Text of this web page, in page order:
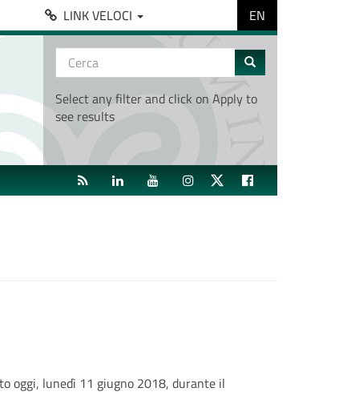
LINK VELOCI EN
Form
di
ricerca
Select any filter and click on Apply to
see results
TWITTER
INSTAGRAM
YOUTUBE
LINKEDIN
oggi, lunedì 11 giugno 2018, durante il